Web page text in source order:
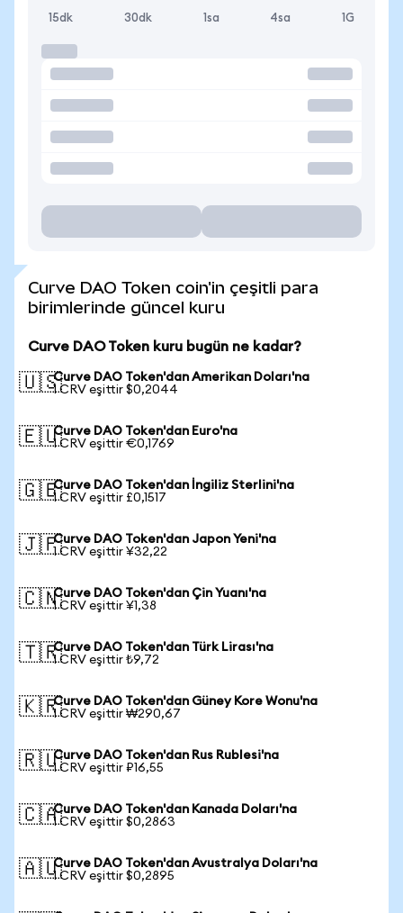
15dk 30dk 1sa 4sa 1G
Curve DAO Token coin'in çeşitli para
birimlerinde güncel kuru
Curve DAO Token kuru bugün ne kadar?
🇺🇸Curve DAO Token'dan Amerikan Doları'na
1 CRV eşittir $0,2044
🇪🇺Curve DAO Token'dan Euro'na
1 CRV eşittir €0,1769
🇬🇧Curve DAO Token'dan İngiliz Sterlini'na
1 CRV eşittir £0,1517
🇯🇵Curve DAO Token'dan Japon Yeni'na
1 CRV eşittir ¥32,22
🇨🇳Curve DAO Token'dan Çin Yuanı'na
1 CRV eşittir ¥1,38
🇹🇷Curve DAO Token'dan Türk Lirası'na
1 CRV eşittir ₺9,72
🇰🇷Curve DAO Token'dan Güney Kore Wonu'na
1 CRV eşittir ₩290,67
🇷🇺Curve DAO Token'dan Rus Rublesi'na
1 CRV eşittir ₽16,55
🇨🇦Curve DAO Token'dan Kanada Doları'na
1 CRV eşittir $0,2863
🇦🇺Curve DAO Token'dan Avustralya Doları'na
1 CRV eşittir $0,2895